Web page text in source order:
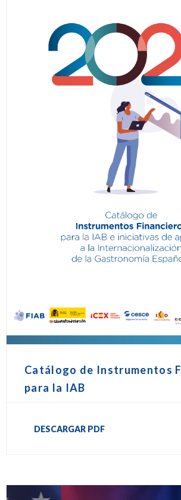
Catálogo de Instrumentos
para la IAB
DESCARGAR PDF